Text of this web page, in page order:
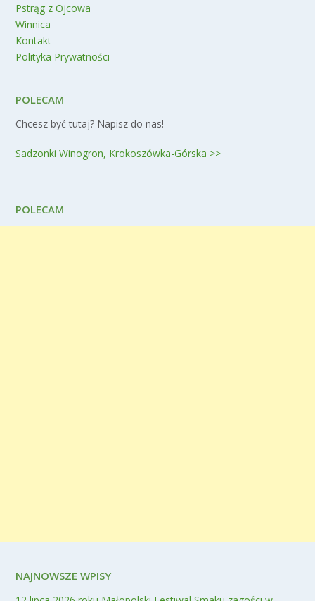
Pstrąg z Ojcowa
Winnica
Kontakt
Polityka Prywatności
POLECAM
Chcesz być tutaj? Napisz do nas!
Sadzonki Winogron, Krokoszówka-Górska >>
POLECAM
NAJNOWSZE WPISY